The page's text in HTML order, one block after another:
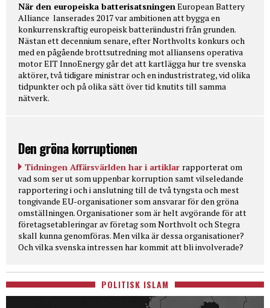
När den europeiska batterisatsningenEuropean Battery
Alliance lanserades 2017 var ambitionen att bygga en
konkurrenskraftig europeisk batteriindustri från grunden.
Nästan ett decennium senare, efter Northvolts konkurs och
med en pågående brottsutredning mot alliansens operativa
motor EIT InnoEnergy går det att kartlägga hur tre svenska
aktörer, två tidigare ministrar och en industristrateg, vid olika
tidpunkter och på olika sätt över tid knutits till samma
nätverk.
Den gröna korruptionen
Tidningen Affärsvärlden har i artiklar rapporterat om
vad som ser ut som uppenbar korruption samt vilseledande
rapportering i och i anslutning till de två tyngsta och mest
tongivande EU-organisationer som ansvarar för den gröna
omställningen. Organisationer som är helt avgörande för att
företagsetableringar av företag som Northvolt och Stegra
skall kunna genomföras. Men vilka är dessa organisationer?
Och vilka svenska intressen har kommit att bli involverade?
POLITISK ISLAM